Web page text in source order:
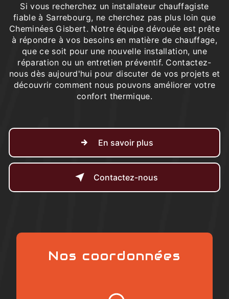
Si vous recherchez un installateur chauffagiste
fiable à Sarrebourg, ne cherchez pas plus loin que
Cheminées Gisbert. Notre équipe dévouée est prête
à répondre à vos besoins en matière de chauffage,
que ce soit pour une nouvelle installation, une
réparation ou un entretien préventif. Contactez-
nous dès aujourd'hui pour discuter de vos projets et
découvrir comment nous pouvons améliorer votre
confort thermique.
En savoir plus
Contactez-nous
Nos coordonnées